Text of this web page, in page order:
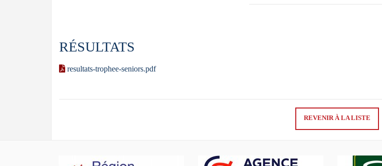
RÉSULTATS
resultats-trophee-seniors.pdf
REVENIR À LA LISTE